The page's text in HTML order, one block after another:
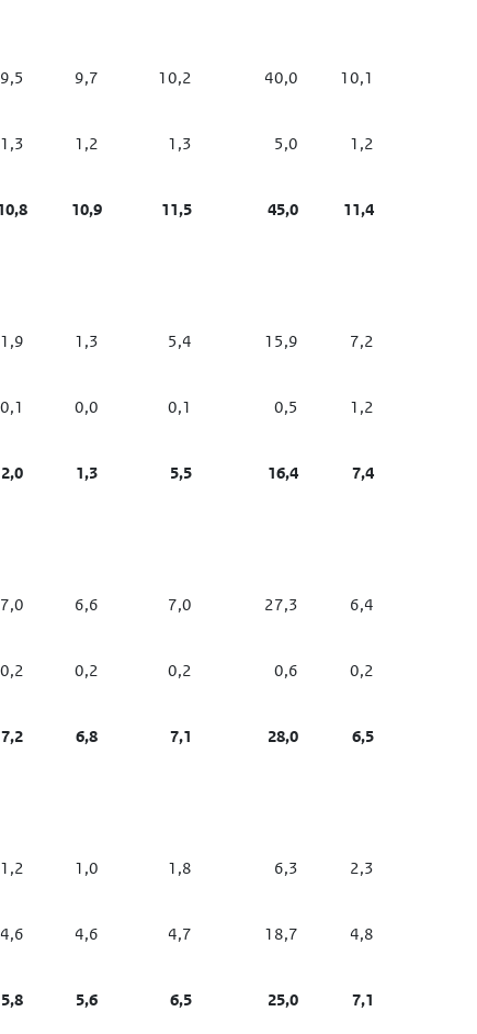
9,5 9,7 10,2 40,0 10,1
1,3 1,2 1,3 5,0 1,2
10,9 11,5 45,0 11,4
1,9 1,3 5,4 15,9 7,2
0,1 0,0 0,1 0,5 1,2
2,0 1,3 5,5 16,4 7,4
7,0 6,6 7,0 27,3 6,4
0,2 0,2 0,2 0,6 0,2
7,2 6,8 7,1 28,0 6,5
1,2 1,0 1,8 6,3 2,3
4,6 4,6 4,7 18,7 4,8
5,8 5,6 6,5 25,0 7,1